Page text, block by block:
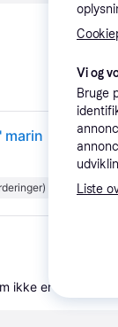
marin
ikke er betalende
Vi og
Bruge
Liste